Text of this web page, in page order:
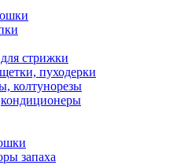
стрижки
пуходерки
колтунорезы
запаха